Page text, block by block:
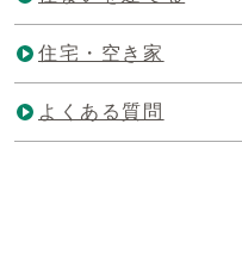
住宅・空き家
よくある質問